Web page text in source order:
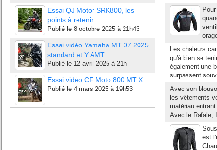
Essai QJ Motor SRK800, les
points à retenir
Publié le 8 octobre 2025 à 21h43
Essai vidéo Yamaha MT 07 2025
standard et Y AMT
Publié le 12 avril 2025 à 21h
Essai vidéo CF Moto 800 MT X
Publié le 4 mars 2025 à 19h53
Les chaleurs
qu'à bien se
également une
surpassent
Avec son
les vêtements
matériau
Avec le Rafale,
est